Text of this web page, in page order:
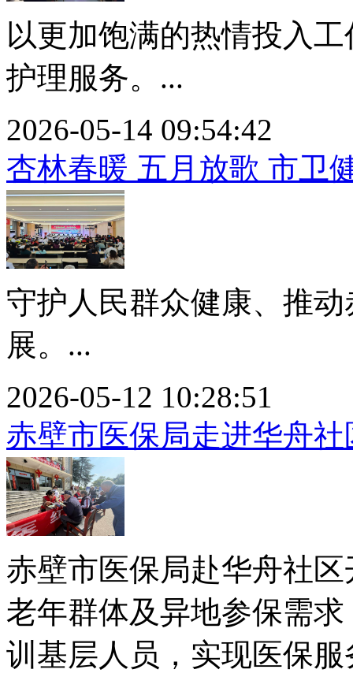
以更加饱满的热情投入
护理服务。...
2026-05-14 09:54:42
杏林春暖 五月放歌 市卫
守护人民群众健康、推
展。...
2026-05-12 10:28:51
赤壁市医保局走进华舟
赤壁市医保局赴华舟社
老年群体及异地参保需
训基层人员，实现医保